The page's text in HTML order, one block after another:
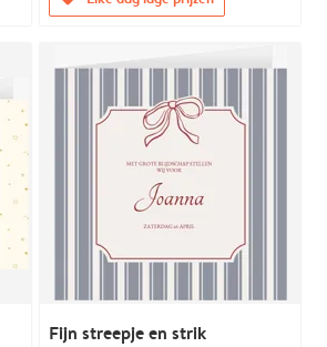
Fijn streepje en strik